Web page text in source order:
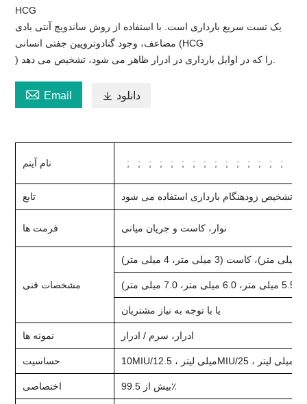
HCG
یک تست سریع بارداری است. با استفاده از روش ساندویچ آنتی بادی
مضاعف، وجود گنادوتروپین جفتی انسانی (HCG
 Email  دانلود
نام آیتم
تابع تشخیص زودهنگام بارداری استفاده می شود
فرمت ها نوار، کاست و جریان میانی
مشخصات فنی
یا با توجه به نیاز مشتریان
نمونه ها ادرار، سرم / ادرار
حساسیت
اختصاصی بیش از 99.5٪